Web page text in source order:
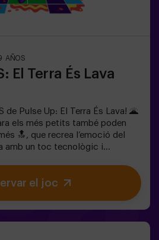
per aconseguir el major
per a plans amb amics |
a jugador.
AÑOS
El Terra És Lava
de Pulse Up: El Terra És Lava! 🌋
els més petits també poden
🔝, que recrea l’emoció del
amb un toc tecnològic i
Ideal per a festes infantils i
Records inoblidables i
participants👧👦 Per a nens i
el joc